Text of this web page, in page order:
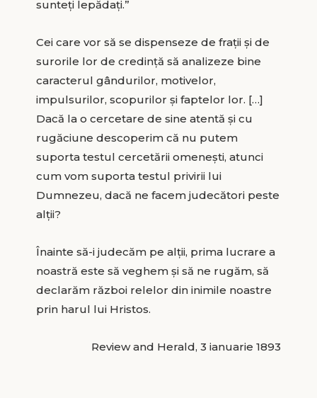
sunteţi lepădaţi.”
Cei care vor să se dispenseze de fraţii şi de
surorile lor de credinţă să analizeze bine
caracterul gândurilor, motivelor,
impulsurilor, scopurilor şi faptelor lor. […]
Dacă la o cercetare de sine atentă şi cu
rugăciune descoperim că nu putem
suporta testul cercetării omeneşti, atunci
cum vom suporta testul privirii lui
Dumnezeu, dacă ne facem judecători peste
alţii?
Înainte să-i judecăm pe alţii, prima lucrare a
noastră este să veghem şi să ne rugăm, să
declarăm război relelor din inimile noastre
prin harul lui Hristos.
Review and Herald, 3 ianuarie 1893